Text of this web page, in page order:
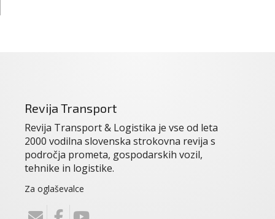
Revija Transport
Revija Transport & Logistika je vse od leta
2000 vodilna slovenska strokovna revija s
področja prometa, gospodarskih vozil,
tehnike in logistike.
Za oglaševalce